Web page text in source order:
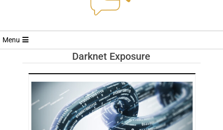
RIVISTA
TRENDS
Menu
Darknet Exposure